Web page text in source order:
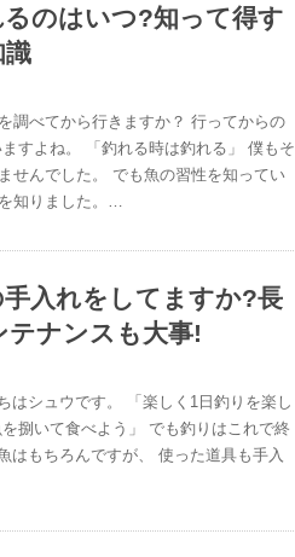
のはいつ?知って得す
識
調べてから行きますか？ 行ってからの
すよね。 「釣れる時は釣れる」 僕もそ
せんでした。 でも魚の習性を知ってい
知りました。…
入れをしてますか?長
テナンスも大事!
シュウです。 「楽しく1日釣りを楽し
捌いて食べよう」 でも釣りはこれで終
もちろんですが、 使った道具も手入